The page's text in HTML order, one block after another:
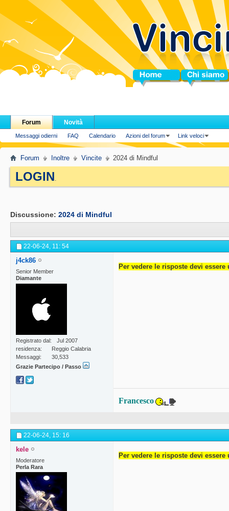
Home Chi siamo
Forum
Messaggi odierni FAQ Calendario Azioni del forum Link veloci
Novità
Forum Inoltre Vincite 2024 di Mindful
LOGIN.
Discussione: 2024 di Mindful
22-06-24, 11: 54
j4ck86
Senior Member
Diamante
Registrato dal
Jul 2007
residenza
Reggio Calabria
Messaggi
30,533
Grazie Partecipo / Passo
Per vedere le risposte devi
Francesco
22-06-24, 15: 16
kele
Moderatore
Perla Rara
Per vedere le risposte devi essere